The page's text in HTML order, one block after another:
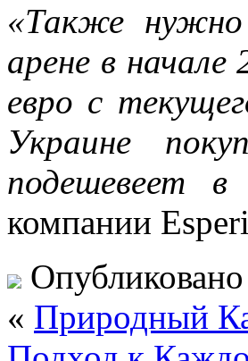
«Также
арене в
евро с
Украине
подешевеет в
компании
« Природный